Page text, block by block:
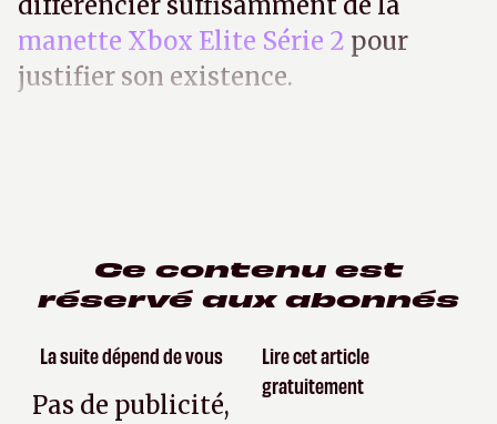
manette Xbox Elite Série 2 pour
justifier son existence.
Ce contenu est
réservé aux abonnés
La suite dépend de vous
Pas de publicité,
Lire cet article
gratuitement